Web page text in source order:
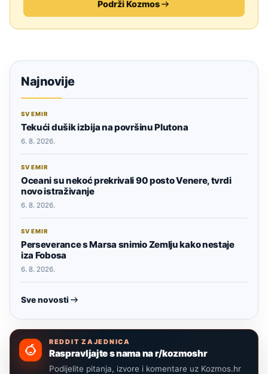
Podrži Kozmos
Najnovije
SVEMIR
Tekući dušik izbija na površinu Plutona
6. 8. 2026.
SVEMIR
Oceani su nekoć prekrivali 90 posto Venere, tvrdi
novo istraživanje
6. 8. 2026.
SVEMIR
Perseverance s Marsa snimio Zemlju kako nestaje
iza Fobosa
6. 8. 2026.
Sve novosti
REDDIT ZAJEDNICA
Raspravljajte s nama na r/kozmoshr
Podijelite pitanja, izvore i komentare uz Kozmos.hr